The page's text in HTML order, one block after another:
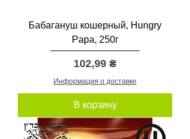
Бабагануш кошерный, Hungry
Papa, 250г
Цена
102,99 ₴
Информация о доставке
В корзину